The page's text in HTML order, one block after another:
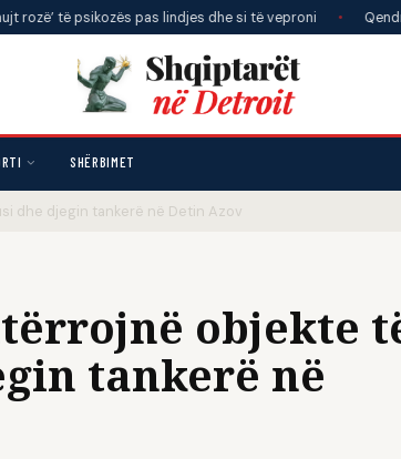
pas lindjes dhe si të veproni • Qendra të
SHËRBIMET
dhe djegin tankerë në Detin Azov
objekte
tankerë në